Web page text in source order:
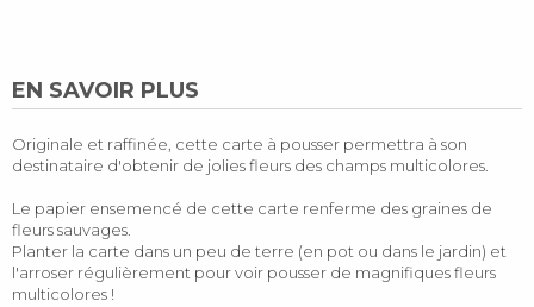
EN SAVOIR PLUS
Originale et raffinée, cette carte à pousser permettra à son
destinataire d'obtenir de jolies fleurs des champs multicolores.
Le papier ensemencé de cette carte renferme des graines de
fleurs sauvages.
Planter la carte dans un peu de terre (en pot ou dans le jardin) et
l'arroser régulièrement pour voir pousser de magnifiques fleurs
multicolores !